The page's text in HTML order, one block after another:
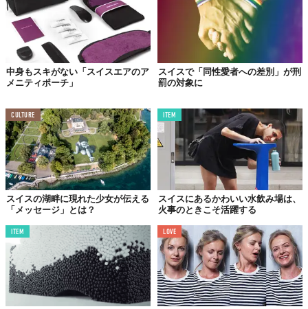
スイスの山々はとても美しい。そこで、夜を過ごすとき僕
は幸福で満たされるんだ。
中身もスキがない「スイスエアのア
メニティポーチ」
スイスで「同性愛者への差別」が刑
罰の対象に
CULTURE
スイスの湖畔に現れた少女が伝える
「メッセージ」とは？
ITEM
スイスにあるかわいい水飲み場は、
火事のときこそ活躍する
ITEM LOVE